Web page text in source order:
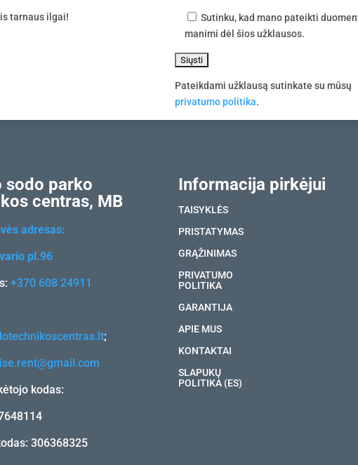
tarnaus ilgai!
Sutinku, kad mano pateikti
manimi dėl šios užklausos.
Pateikdami užklausą sutinkate su mūsų
privatumo politika.
sodo parko
centras, MB
adresas:
pl.96
+370 608 24911
;
kodas:
306368325
Informacija pirkėjui
TAISYKLĖS
PRISTATYMAS
GRĄŽINIMAS
PRIVATUMO
POLITIKA
GARANTIJA
APIE MUS
KONTAKTAI
SLAPUKŲ
POLITIKA (ES)